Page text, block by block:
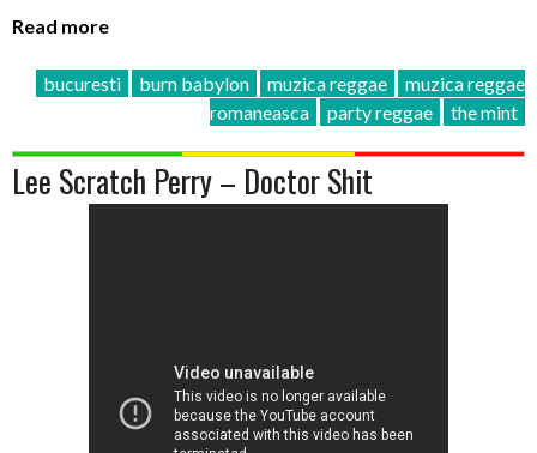
Read more
bucuresti burn babylon muzica reggae
muzica reggae
romaneasca
party reggae the mint
Lee Scratch Perry – Doctor Shit